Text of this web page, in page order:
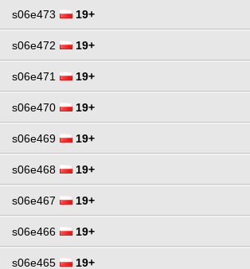
s06e473 19+
s06e472 19+
s06e471 19+
s06e470 19+
s06e469 19+
s06e468 19+
s06e467 19+
s06e466 19+
s06e465 19+